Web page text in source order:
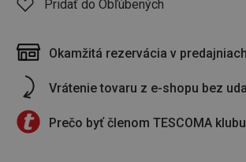
Pridať do Obľúbených
Okamžitá rezervácia v
Vrátenie tovaru z e-shopu bez
Prečo byť členom TESCOMA klubu